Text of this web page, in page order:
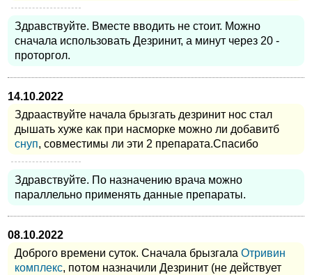
Здравствуйте. Вместе вводить не стоит. Можно
сначала использовать Дезринит, а минут через 20 -
проторгол.
14.10.2022
Здрааствуйте начала брызгать дезринит нос стал
дышать хуже как при насморке можно ли добавитб
снуп, совместимы ли эти 2 препарата.Спасибо
Здравствуйте. По назначению врача можно
параллельно применять данные препараты.
08.10.2022
Доброго времени суток. Сначала брызгала Отривин
комплекс, потом назначили Дезринит (не действует